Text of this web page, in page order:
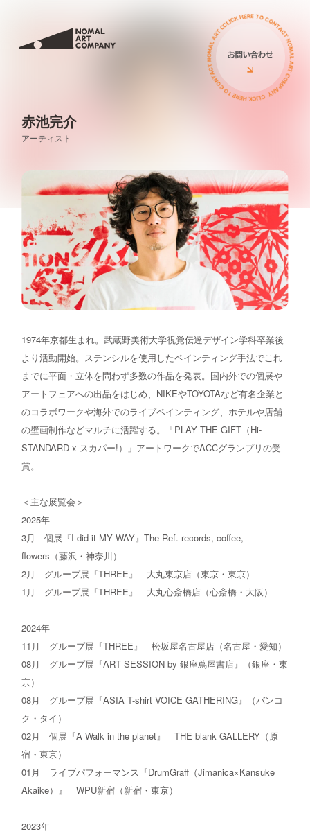
壁画広告
アートイベント
ワークショップ
導入費用について
お客様の声
ニュース
PRニュース
イベント
イベント
導入費用について
お問い合わせ
赤池完介
アーティスト
1974年京都生まれ。武蔵野美術大学視覚伝達デザイン学科卒業後
より活動開始。ステンシルを使用したペインティング手法でこれ
までに平面・立体を問わず多数の作品を発表。国内外での個展や
アートフェアへの出品をはじめ、NIKEやTOYOTAなど有名企業と
のコラボワークや海外でのライブペインティング、ホテルや店舗
の壁画制作などマルチに活躍する。「PLAY THE GIFT（Hi-
STANDARD x スカパー!）」アートワークでACCグランプリの受
賞。
＜主な展覧会＞
2025年
3月 個展『I did it MY WAY』The Ref. records, coffee,
flowers（藤沢・神奈川）
2月 グループ展『THREE』 大丸東京店（東京・東京）
1月 グループ展『THREE』 大丸心斎橋店（心斎橋・大阪）
2024年
11月 グループ展『THREE』 松坂屋名古屋店（名古屋・愛知）
08月 グループ展『ART SESSION by 銀座蔦屋書店』（銀座・東
京）
08月 グループ展『ASIA T-shirt VOICE GATHERING』（バンコ
ク・タイ）
02月 個展『A Walk in the planet』 THE blank GALLERY（原
宿・東京）
01月 ライブパフォーマンス『DrumGraff（Jimanica×Kansuke
Akaike）』 WPU新宿（新宿・東京）
2023年